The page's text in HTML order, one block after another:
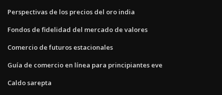
Perspectivas de los precios del oro india
Fondos de fidelidad del mercado de valores
Comercio de futuros estacionales
Guía de comercio en línea para principiantes eve
Caldo sarepta